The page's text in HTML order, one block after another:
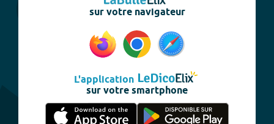
sur votre navigateur
L'application
sur votre smartphone